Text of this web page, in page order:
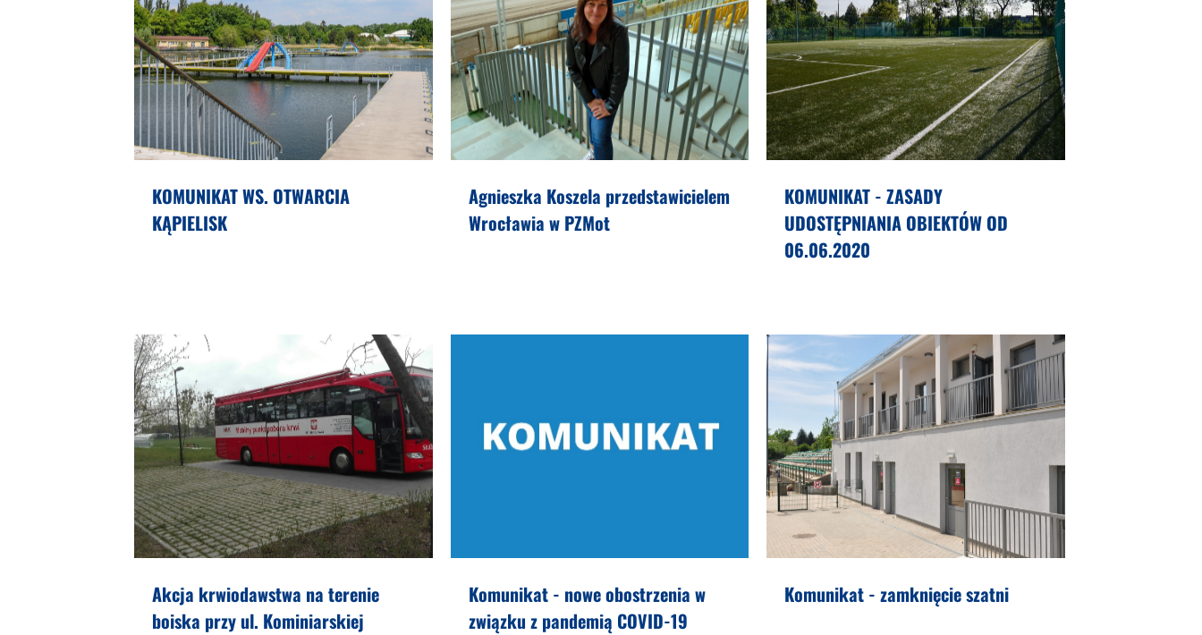
KOMUNIKAT WS. OTWARCIA
KĄPIELISK
Agnieszka Koszela przedstawicielem
Wrocławia w PZMot
KOMUNIKAT - ZASADY
UDOSTĘPNIANIA OBIEKTÓW OD
06.06.2020
Akcja krwiodawstwa na terenie
boiska przy ul. Kominiarskiej
Komunikat - nowe obostrzenia w
związku z pandemią COVID-19
Komunikat - zamknięcie szatni